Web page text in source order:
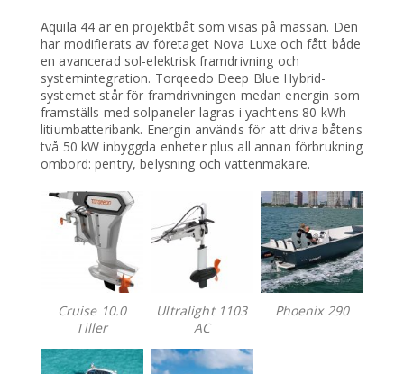
Aquila 44 är en projektbåt som visas på mässan. Den
har modifierats av företaget Nova Luxe och fått både
en avancerad sol-elektrisk framdrivning och
systemintegration. Torqeedo Deep Blue Hybrid-
systemet står för framdrivningen medan energin som
framställs med solpaneler lagras i yachtens 80 kWh
litiumbatteribank. Energin används för att driva båtens
två 50 kW inbyggda enheter plus all annan förbrukning
ombord: pentry, belysning och vattenmakare.
Cruise 10.0
Tiller
Ultralight 1103
AC
Phoenix 290